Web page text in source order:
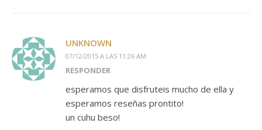
UNKNOWN
07/12/2015 A LAS 11:26 AM
RESPONDER
esperamos que disfruteis mucho de ella y
esperamos reseñas prontito!
un cuhu beso!